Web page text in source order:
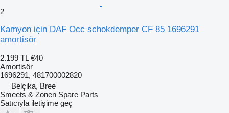
2
Kamyon için DAF Occ schokdemper CF 85 1696291
amortisör
2.199 TL €40
Amortisör
1696291, 481700002820
Belçika, Bree
Smeets & Zonen Spare Parts
Satıcıyla iletişime geç